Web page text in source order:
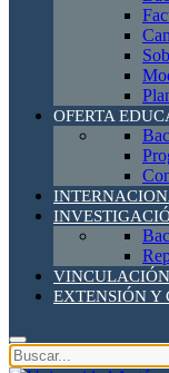
OFERTA
VINCULACIÓN
EXTENSIÓN Y